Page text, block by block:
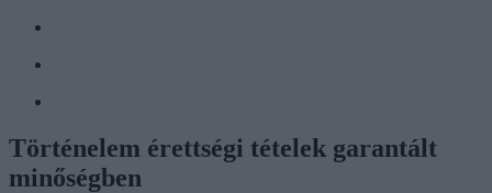
Történelem érettségi tételek garantált
minőségben